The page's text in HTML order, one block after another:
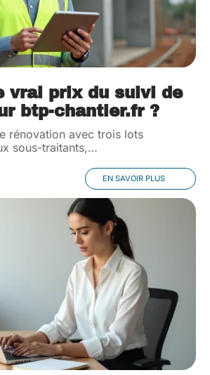
vrai prix du suivi de
btp-chantier.fr ?
rénovation avec trois lots
sous-traitants,…
EN SAVOIR PLUS